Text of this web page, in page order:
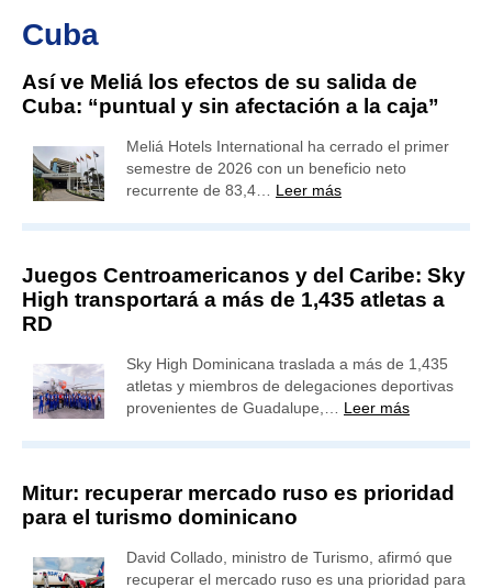
Cuba
Así ve Meliá los efectos de su salida de
Cuba: “puntual y sin afectación a la caja”
Meliá Hotels International ha cerrado el primer
semestre de 2026 con un beneficio neto
recurrente de 83,4… Leer más
Juegos Centroamericanos y del Caribe: Sky
High transportará a más de 1,435 atletas a
RD
Sky High Dominicana traslada a más de 1,435
atletas y miembros de delegaciones deportivas
provenientes de Guadalupe,… Leer más
Mitur: recuperar mercado ruso es prioridad
para el turismo dominicano
David Collado, ministro de Turismo, afirmó que
recuperar el mercado ruso es una prioridad para